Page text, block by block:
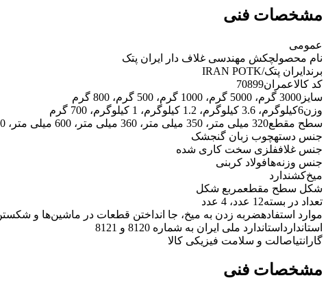
مشخصات فنی
عمومی
نام محصولچکش مهندسی غلاف دار ایران پتک
برند ایران پتک/IRAN POTK
کد کالاعمران70899
سایز 3000 گرم، 5000 گرم، 1000 گرم، 500 گرم، 800 گرم
وزن6کیلوگرم، 3.6 کیلوگرم، 1.2 کیلوگرم، 1 کیلوگرم، 700 گرم
سطح مقطع320 میلی متر، 350 میلی متر، 360 میلی متر، 600 میلی متر، 800 میلی متر
جنس دستهچوب زبان گنجشک
جنس غلاففلزی سخت کاری شده
جنس وزنه‌هافولاد کربنی
میخ‌کشندارد
شکل سطح مقطعمربع شکل
تعداد در بسته12 عدد، 4 عدد
موارد استفادهضربه زدن به میخ، جا انداختن قطعات در ماشین‌ها و
استاندارد استاندارد ملی ایران به شماره 8120 و 8121
گارانتیاصالت و سلامت فیزیکی کالا
مشخصات فنی